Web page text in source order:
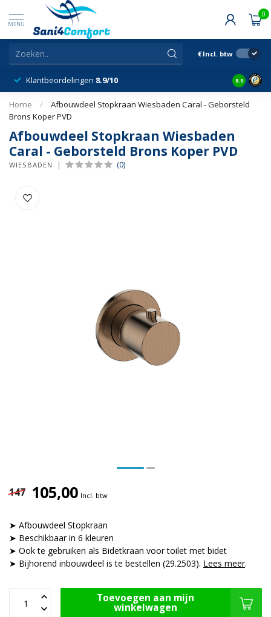
MENU
0
€ Incl. btw
Klantbeordelingen 8.9/10 8.9
Home /
Afbouwdeel Stopkraan Wiesbaden Caral - Geborsteld
Brons Koper PVD
Afbouwdeel Stopkraan Wiesbaden
Caral - Geborsteld Brons Koper PVD
WIESBADEN (0)
147 105,00 Incl. btw
➤ Afbouwdeel Stopkraan
➤ Beschikbaar in 6 kleuren
➤ Ook te gebruiken als Bidetkraan voor toilet met bidet
➤ Bijhorend inbouwdeel is te bestellen (29.2503). Lees meer.
Toevoegen aan mijn
winkelwagen